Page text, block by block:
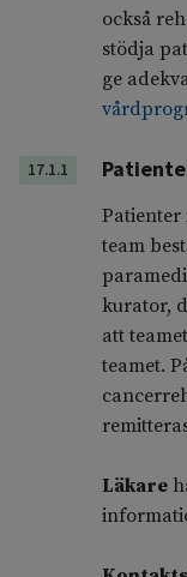
också
stödja
ge
17.1.1
team
kurator,
att
teamet.
Läkare